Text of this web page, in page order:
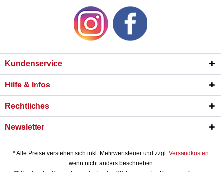
Kundenservice
Hilfe & Infos
Rechtliches
Newsletter
* Alle Preise verstehen sich inkl. Mehrwertsteuer und zzgl. Versandkosten
wenn nicht anders beschrieben